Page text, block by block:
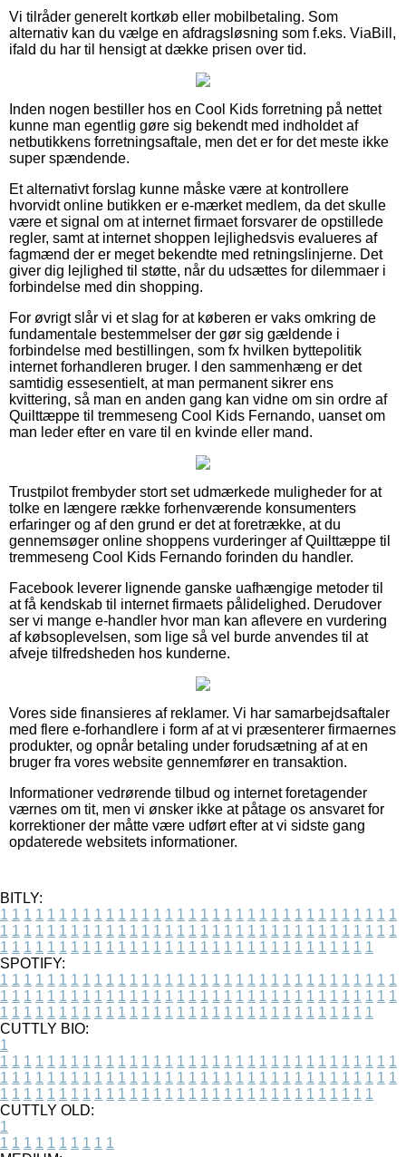
Vi tilråder generelt kortkøb eller mobilbetaling. Som
alternativ kan du vælge en afdragsløsning som f.eks. ViaBill,
ifald du har til hensigt at dække prisen over tid.
Inden nogen bestiller hos en Cool Kids forretning på nettet
kunne man egentlig gøre sig bekendt med indholdet af
netbutikkens forretningsaftale, men det er for det meste ikke
super spændende.
Et alternativt forslag kunne måske være at kontrollere
hvorvidt online butikken er e-mærket medlem, da det skulle
være et signal om at internet firmaet forsvarer de opstillede
regler, samt at internet shoppen lejlighedsvis evalueres af
fagmænd der er meget bekendte med retningslinjerne. Det
giver dig lejlighed til støtte, når du udsættes for dilemmaer i
forbindelse med din shopping.
For øvrigt slår vi et slag for at køberen er vaks omkring de
fundamentale bestemmelser der gør sig gældende i
forbindelse med bestillingen, som fx hvilken byttepolitik
internet forhandleren bruger. I den sammenhæng er det
samtidig essesentielt, at man permanent sikrer ens
kvittering, så man en anden gang kan vidne om sin ordre af
Quilttæppe til tremmeseng Cool Kids Fernando, uanset om
man leder efter en vare til en kvinde eller mand.
Trustpilot frembyder stort set udmærkede muligheder for at
tolke en længere række forhenværende konsumenters
erfaringer og af den grund er det at foretrække, at du
gennemsøger online shoppens vurderinger af Quilttæppe til
tremmeseng Cool Kids Fernando forinden du handler.
Facebook leverer lignende ganske uafhængige metoder til
at få kendskab til internet firmaets pålidelighed. Derudover
ser vi mange e-handler hvor man kan aflevere en vurdering
af købsoplevelsen, som lige så vel burde anvendes til at
afveje tilfredsheden hos kunderne.
Vores side finansieres af reklamer. Vi har samarbejdsaftaler
med flere e-forhandlere i form af at vi præsenterer firmaernes
produkter, og opnår betaling under forudsætning af at en
bruger fra vores website gennemfører en transaktion.
Informationer vedrørende tilbud og internet foretagender
værnes om tit, men vi ønsker ikke at påtage os ansvaret for
korrektioner der måtte være udført efter at vi sidste gang
opdaterede websitets informationer.
BITLY:
1 1 1 1 1 1 1 1 1 1 1 1 1 1 1 1 1 1 1 1 1 1 1 1 1 1 1 1 1 1 1 1 1 1
1 1 1 1 1 1 1 1 1 1 1 1 1 1 1 1 1 1 1 1 1 1 1 1 1 1 1 1 1 1 1 1 1 1
1 1 1 1 1 1 1 1 1 1 1 1 1 1 1 1 1 1 1 1 1 1 1 1 1 1 1 1 1 1 1 1
SPOTIFY:
1 1 1 1 1 1 1 1 1 1 1 1 1 1 1 1 1 1 1 1 1 1 1 1 1 1 1 1 1 1 1 1 1 1
1 1 1 1 1 1 1 1 1 1 1 1 1 1 1 1 1 1 1 1 1 1 1 1 1 1 1 1 1 1 1 1 1 1
1 1 1 1 1 1 1 1 1 1 1 1 1 1 1 1 1 1 1 1 1 1 1 1 1 1 1 1 1 1 1 1
CUTTLY BIO:
1
1 1 1 1 1 1 1 1 1 1 1 1 1 1 1 1 1 1 1 1 1 1 1 1 1 1 1 1 1 1 1 1 1 1
1 1 1 1 1 1 1 1 1 1 1 1 1 1 1 1 1 1 1 1 1 1 1 1 1 1 1 1 1 1 1 1 1 1
1 1 1 1 1 1 1 1 1 1 1 1 1 1 1 1 1 1 1 1 1 1 1 1 1 1 1 1 1 1 1 1
CUTTLY OLD:
1
1 1 1 1 1 1 1 1 1 1